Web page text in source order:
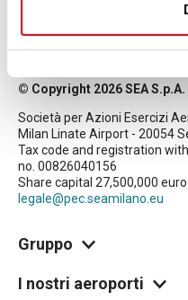
© Copyright 2026 SEA S.p.A.
Società per Azioni Esercizi
Milan Linate Airport - 20054
Tax code and registration
no. 00826040156
Share capital 27,500,000
legale@pec.seamilano.eu
Gruppo
I nostri aeroporti